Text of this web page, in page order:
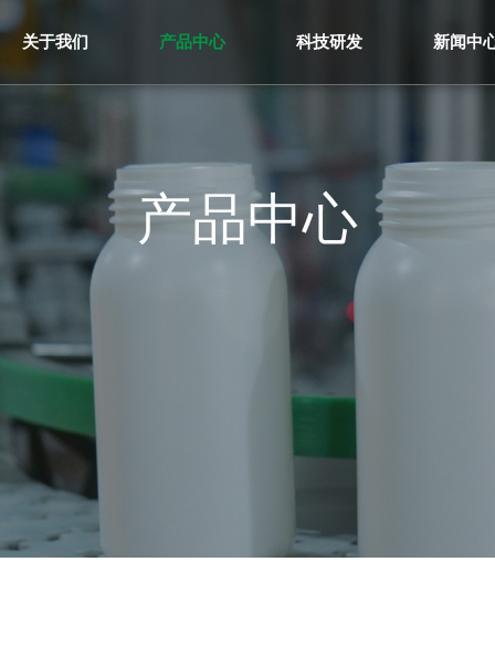
关于我们 产品中心 科技研发 新闻中
产品中心